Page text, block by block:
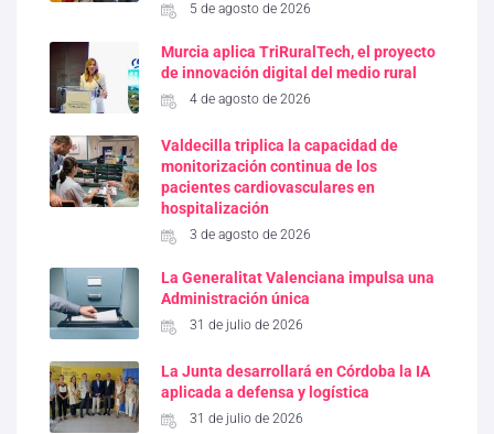
5 de agosto de 2026
Murcia aplica TriRuralTech, el proyecto
de innovación digital del medio rural
4 de agosto de 2026
Valdecilla triplica la capacidad de
monitorización continua de los
pacientes cardiovasculares en
hospitalización
3 de agosto de 2026
La Generalitat Valenciana impulsa una
Administración única
31 de julio de 2026
La Junta desarrollará en Córdoba la IA
aplicada a defensa y logística
31 de julio de 2026